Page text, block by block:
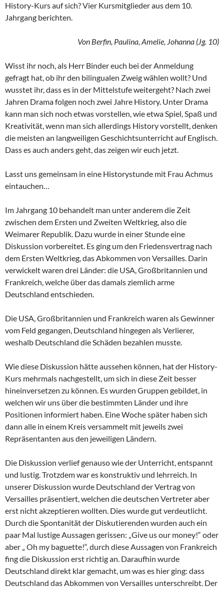
History-Kurs auf sich? Vier Kursmitglieder aus dem 10.
Jahrgang berichten.
Von Berfin, Paulina, Amelie, Johanna (Jg. 10)
Wisst ihr noch, als Herr Binder euch bei der Anmeldung
gefragt hat, ob ihr den bilingualen Zweig wählen wollt? Und
wusstet ihr, dass es in der Mittelstufe weitergeht? Nach zwei
Jahren Drama folgen noch zwei Jahre History. Unter Drama
kann man sich noch etwas vorstellen, wie etwa Spiel, Spaß und
Kreativität, wenn man sich allerdings History vorstellt, denken
die meisten an langweiligen Geschichtsunterricht auf Englisch.
Dass es auch anders geht, das zeigen wir euch jetzt.
Lasst uns gemeinsam in eine Historystunde mit Frau Achmus
eintauchen…
Im Jahrgang 10 behandelt man unter anderem die Zeit
zwischen dem Ersten und Zweiten Weltkrieg, also die
Weimarer Republik. Dazu wurde in einer Stunde eine
Diskussion vorbereitet. Es ging um den Friedensvertrag nach
dem Ersten Weltkrieg, das Abkommen von Versailles. Darin
verwickelt waren drei Länder: die USA, Großbritannien und
Frankreich, welche über das damals ziemlich arme
Deutschland entschieden.
Die USA, Großbritannien und Frankreich waren als Gewinner
vom Feld gegangen, Deutschland hingegen als Verlierer,
weshalb Deutschland die Schäden bezahlen musste.
Wie diese Diskussion hätte aussehen können, hat der History-
Kurs mehrmals nachgestellt, um sich in diese Zeit besser
hineinversetzen zu können. Es wurden Gruppen gebildet, in
welchen wir uns über die bestimmten Länder und ihre
Positionen informiert haben. Eine Woche später haben sich
dann alle in einem Kreis versammelt mit jeweils zwei
Repräsentanten aus den jeweiligen Ländern.
Die Diskussion verlief genauso wie der Unterricht, entspannt
und lustig. Trotzdem war es konstruktiv und lehrreich. In
unserer Diskussion wurde Deutschland der Vertrag von
Versailles präsentiert, welchen die deutschen Vertreter aber
erst nicht akzeptieren wollten. Dies wurde gut verdeutlicht.
Durch die Spontanität der Diskutierenden wurden auch ein
paar Mal lustige Aussagen gerissen: „Give us our money!“ oder
aber „ Oh my baguette!“, durch diese Aussagen von Frankreich
fing die Diskussion erst richtig an. Daraufhin wurde
Deutschland direkt klar gemacht, um was es hier ging: dass
Deutschland das Abkommen von Versailles unterschreibt. Der